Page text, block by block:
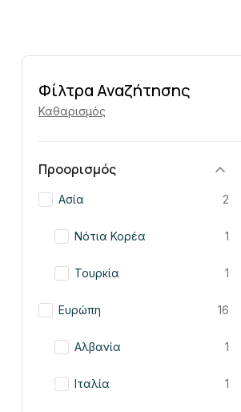
Φίλτρα Αναζήτησης
Καθαρισμός
Προορισμός
Ασία 2
Νότια Κορέα 1
Τουρκία 1
Ευρώπη 16
Αλβανία 1
Ιταλία 1